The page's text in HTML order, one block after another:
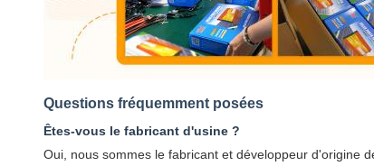
Questions fréquemment posées
Êtes-vous le fabricant d'usine ?
Oui, nous sommes le fabricant et développeur d'origine